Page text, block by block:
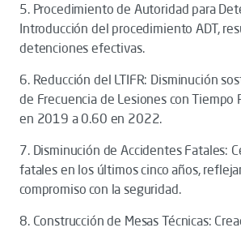
5. Procedimiento de Autoridad para
Introducción del procedimiento ADT,
detenciones efectivas.
6. Reducción del LTIFR: Disminución
de Frecuencia de Lesiones con Tiempo
en 2019 a 0.60 en 2022.
7. Disminución de Accidentes Fatales:
fatales en los últimos cinco años,
compromiso con la seguridad.
8. Construcción de Mesas Técnicas: